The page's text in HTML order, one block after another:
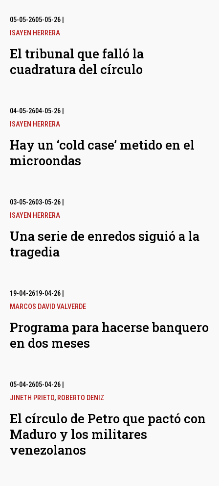
05-05-2605-05-26
ISAYEN HERRERA
El tribunal que falló la
cuadratura del círculo
04-05-2604-05-26
ISAYEN HERRERA
Hay un ‘cold case’ metido en el
microondas
03-05-2603-05-26
ISAYEN HERRERA
Una serie de enredos siguió a la
tragedia
19-04-2619-04-26
MARCOS DAVID VALVERDE
Programa para hacerse banquero
en dos meses
05-04-2605-04-26
JINETH PRIETO, ROBERTO DENIZ
El círculo de Petro que pactó con
Maduro y los militares
venezolanos